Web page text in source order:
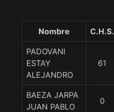
Nombre C.H.S.
PADOVANI
ESTAY
ALEJANDRO
61
BAEZA JARPA
JUAN PABLO
0